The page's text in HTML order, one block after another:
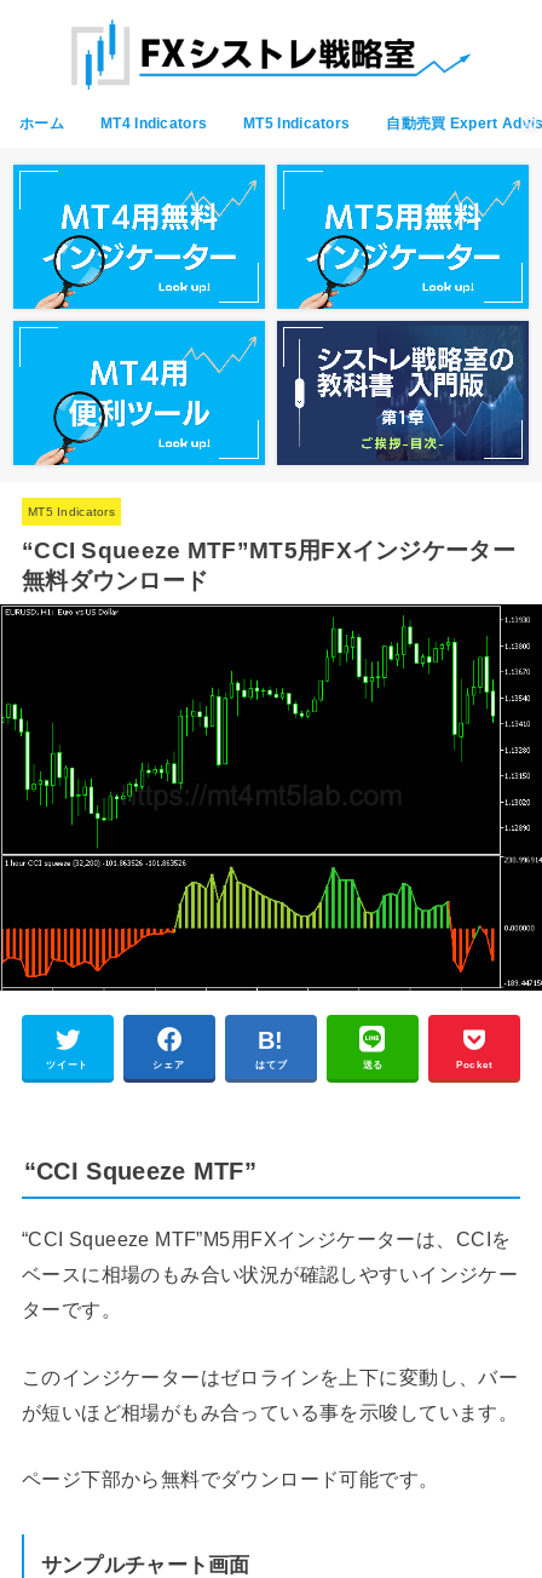
ホーム MT4 Indicators MT5 Indicators 自動売買 Expert
MT5 Indicators
“CCI Squeeze MTF”MT5用FXインジケーター
無料ダウンロード
ツイート シェア はてブ 送る Pocket
“CCI Squeeze MTF”
“CCI Squeeze MTF”M5用FXインジケーターは、CCIを
ベースに相場のもみ合い状況が確認しやすいインジケー
ターです。
このインジケーターはゼロラインを上下に変動し、バー
が短いほど相場がもみ合っている事を示唆しています。
ページ下部から無料でダウンロード可能です。
サンプルチャート画面